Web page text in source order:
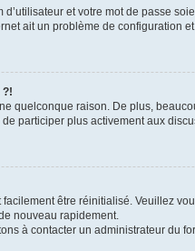
et votre mot de passe
ait un problème de configuration
?!
quelconque raison. De plus,
participer plus activement aux
être réinitialisé. Veuillez
nouveau rapidement.
à contacter un administrateur du